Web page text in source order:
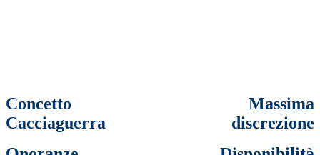
Concetto
Cacciaguerra
Massima
discrezione